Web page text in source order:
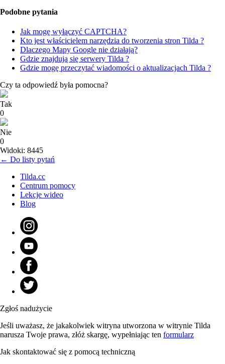
Podobne pytania
Jak mogę wyłączyć CAPTCHA?
Kto jest właścicielem narzędzia do tworzenia stron Tilda ?
Dlaczego Mapy Google nie działają?
Gdzie znajdują się serwery Tilda ?
Gdzie mogę przeczytać wiadomości o aktualizacjach Tilda ?
Czy ta odpowiedź była pomocna?
Tak
0
Nie
0
Widoki: 8445
← Do listy pytań
Tilda.cc
Centrum pomocy
Lekcje wideo
Blog
Zgłoś nadużycie
Jeśli uważasz, że jakakolwiek witryna utworzona w witrynie Tilda
narusza Twoje prawa, złóż skargę, wypełniając ten formularz
Jak skontaktować się z pomocą techniczną